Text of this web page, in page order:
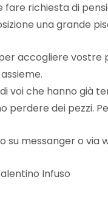
fare richiesta di
una grande
accogliere vostre
voi che hanno
perdere dei pezzi.
messanger o via
Infuso